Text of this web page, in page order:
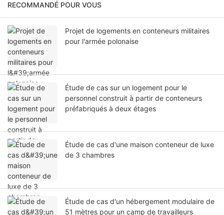
RECOMMANDÉ POUR VOUS
Projet de logements en conteneurs militaires
pour l'armée polonaise
Étude de cas sur un logement pour le
personnel construit à partir de conteneurs
préfabriqués à deux étages
Étude de cas d'une maison conteneur de luxe
de 3 chambres
Étude de cas d'un hébergement modulaire de
51 mètres pour un camp de travailleurs